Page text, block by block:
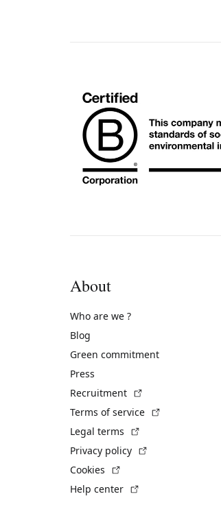
About
Who are we ?
Blog
Green commitment
Press
Recruitment
Terms of service
Legal terms
Privacy policy
Cookies
Help center